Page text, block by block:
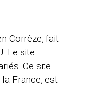
Corrèze, fait
Le site
Ce site
France, est